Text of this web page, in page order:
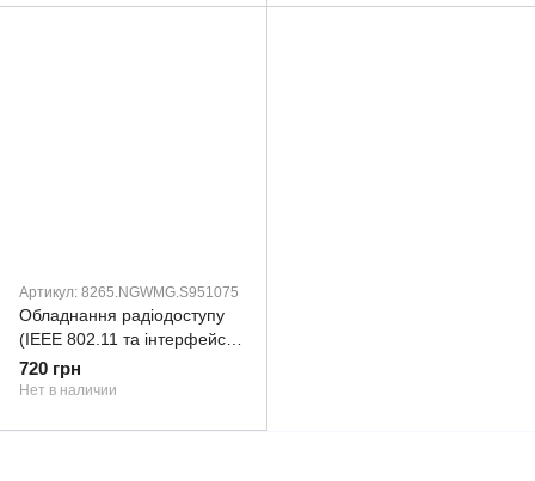
Артикул: 8265.NGWMG.S951075
Обладнання радіодоступу
(ІЕЕЕ 802.11 та інтерфейс
передачі даних Bluetooth) -
картка безпроводового
720 грн
Нет в наличии